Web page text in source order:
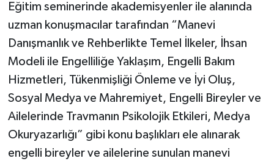
Eğitim seminerinde akademisyenler ile alanında
uzman konuşmacılar tarafından “Manevi
Danışmanlık ve Rehberlikte Temel İlkeler, İhsan
Modeli ile Engelliliğe Yaklaşım, Engelli Bakım
Hizmetleri, Tükenmişliği Önleme ve İyi Oluş,
Sosyal Medya ve Mahremiyet, Engelli Bireyler ve
Ailelerinde Travmanın Psikolojik Etkileri, Medya
Okuryazarlığı” gibi konu başlıkları ele alınarak
engelli bireyler ve ailelerine sunulan manevi
Giresun Müftülüğü
Gümüşhane Müftülüğü
Hakkari Müftülüğü
Hatay Müftülüğü
Iğdır Müftülüğü